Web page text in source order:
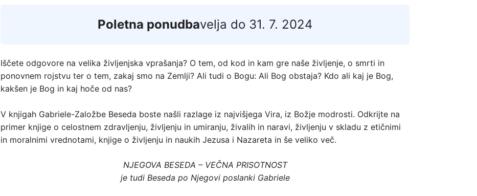
Poletna ponudbavelja do 31. 7. 2024
Iščete odgovore na velika življenjska vprašanja? O tem, od kod in kam gre naše življenje, o smrti in
ponovnem rojstvu ter o tem, zakaj smo na Zemlji? Ali tudi o Bogu: Ali Bog obstaja? Kdo ali kaj je Bog,
kakšen je Bog in kaj hoče od nas?
V knjigah Gabriele-Založbe Beseda boste našli razlage iz najvišjega Vira, iz Božje modrosti. Odkrijte na
primer knjige o celostnem zdravljenju, življenju in umiranju, živalih in naravi, življenju v skladu z etičnimi
in moralnimi vrednotami, knjige o življenju in naukih Jezusa i Nazareta in še veliko več.
NJEGOVA BESEDA – VEČNA PRISOTNOST
je tudi Beseda po Njegovi poslanki Gabriele